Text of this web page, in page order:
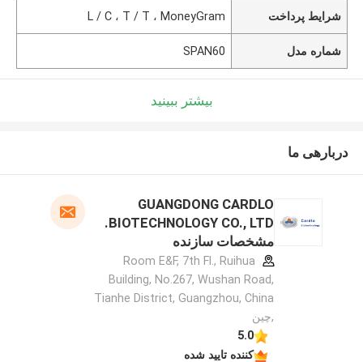
شرایط پرداخت L / C ، T / T ، MoneyGram
شماره مدل SPAN60
بیشتر ببینید
دربارهی ما
GUANGDONG CARDLO
BIOTECHNOLOGY CO., LTD.
مشخصات سازنده
Room E&F, 7th Fl., Ruihua
Building, No.267, Wushan Road,
Tianhe District, Guangzhou, China
,چین
5.0
کننده تایید شده